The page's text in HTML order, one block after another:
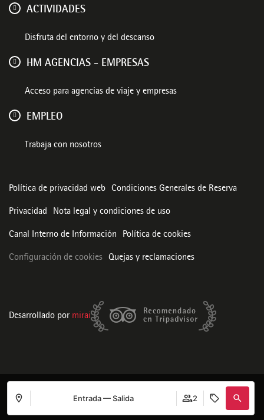
Entrada — Salida 2
ACTIVIDADES
Disfruta del entorno y del descanso
HM AGENCIAS - EMPRESAS
Acceso para agencias de viaje y empresas
EMPLEO
Trabaja con nosotros
Política de privacidad web Condiciones Generales de Reserva
Privacidad Nota legal y condiciones de uso
Canal Interno de Información Política de cookies
Configuración de cookies Quejas y reclamaciones
Desarrollado por mirai